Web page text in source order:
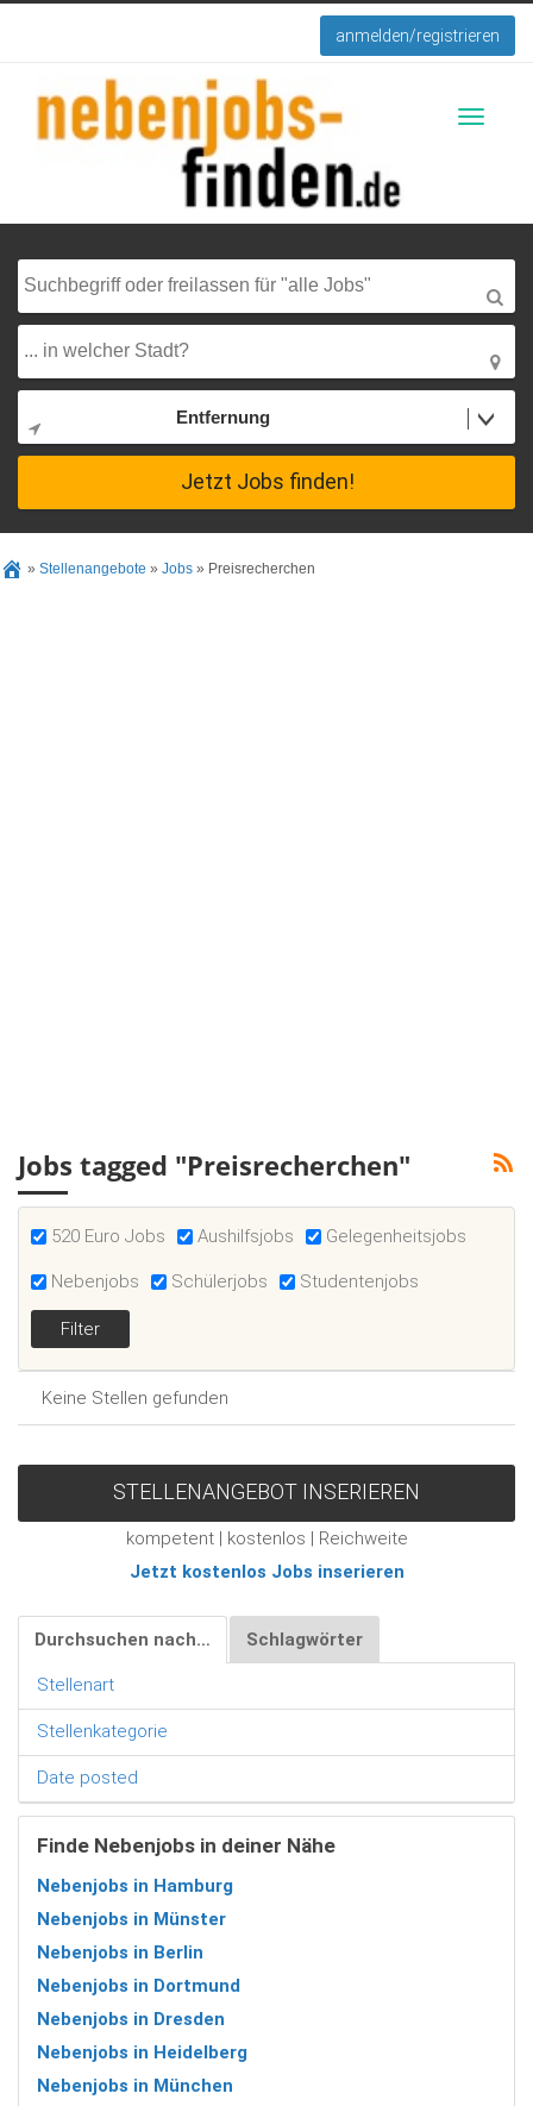
anmelden/registrieren
Entfernung
Jetzt Jobs finden!
» Stellenangebote » Jobs » Preisrecherchen
Jobs tagged "Preisrecherchen"
520 Euro Jobs Aushilfsjobs Gelegenheitsjobs
Nebenjobs Schülerjobs Studentenjobs
Keine Stellen gefunden
STELLENANGEBOT INSERIEREN
kompetent | kostenlos | Reichweite
Jetzt kostenlos Jobs inserieren
Durchsuchen nach… Schlagwörter
Stellenart
Stellenkategorie
Date posted
Finde Nebenjobs in deiner Nähe
Nebenjobs in Hamburg
Nebenjobs in Münster
Nebenjobs in Berlin
Nebenjobs in Dortmund
Nebenjobs in Dresden
Nebenjobs in Heidelberg
Nebenjobs in München